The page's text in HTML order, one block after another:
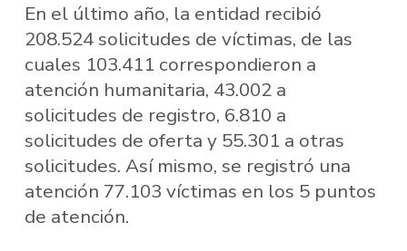
En el último año, la entidad recibió
208.524 solicitudes de víctimas, de las
cuales 103.411 correspondieron a
atención humanitaria, 43.002 a
solicitudes de registro, 6.810 a
solicitudes de oferta y 55.301 a otras
solicitudes. Así mismo, se registró una
atención 77.103 víctimas en los 5 puntos
de atención.